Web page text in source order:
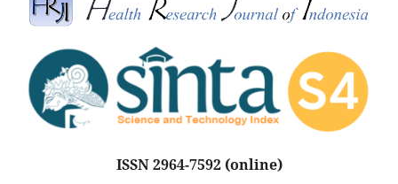
ISSN 2964-7592(online)